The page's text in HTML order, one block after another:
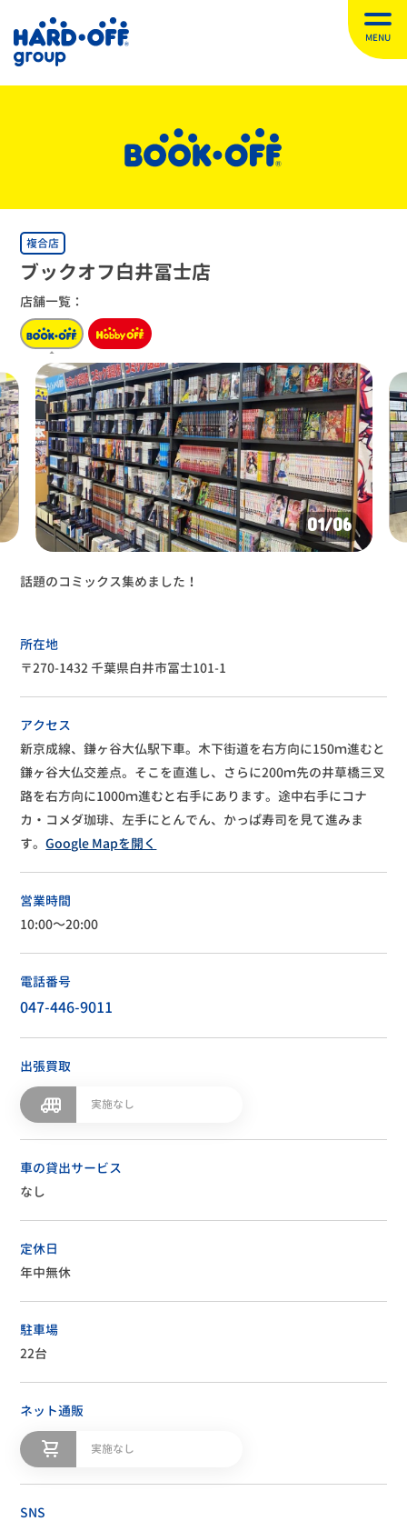
MENU
複合店
ブックオフ白井冨士店
店舗一覧：
01/06
話題のコミックス集めました！
所在地
〒270-1432 千葉県白井市冨士101-1
アクセス
新京成線、鎌ヶ谷大仏駅下車。木下街道を右方向に150ｍ進むと
鎌ヶ谷大仏交差点。そこを直進し、さらに200ｍ先の井草橋三叉
路を右方向に1000ｍ進むと右手にあります。途中右手にコナ
カ・コメダ珈琲、左手にとんでん、かっぱ寿司を見て進みま
す。Google Mapを開く
営業時間
10:00～20:00
電話番号
047-446-9011
出張買取
実施なし
車の貸出サービス
なし
定休日
年中無休
駐車場
22台
ネット通販
実施なし
SNS